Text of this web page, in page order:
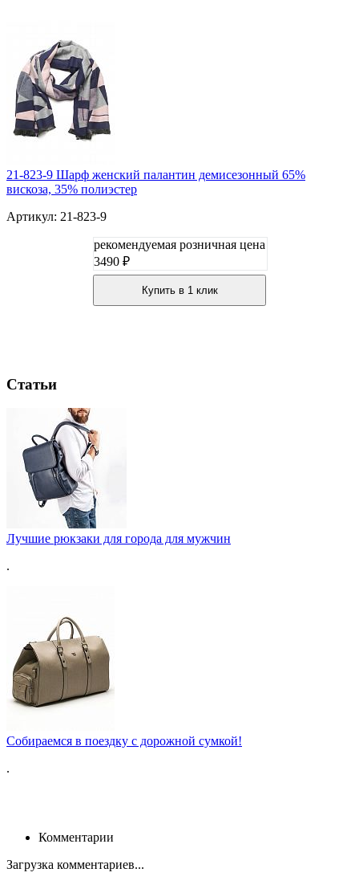
21-823-9 Шарф женский палантин демисезонный 65%
вискоза, 35% полиэстер
Артикул: 21-823-9
рекомендуемая розничная цена
3490 ₽
Купить в 1 клик
Статьи
Лучшие рюкзаки для города для мужчин
.
Собираемся в поездку с дорожной сумкой!
.
Комментарии
Загрузка комментариев...